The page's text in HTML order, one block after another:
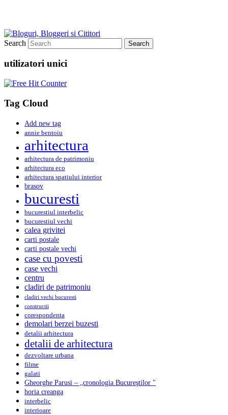
Search
utilizatori unici
Tag Cloud
Add new tag
annie bentoiu
arhitectura
arhitectura de patrimoniu
arhitectura eco
arhitectura spatiului interior
brasov
bucuresti
bucurestiul interbelic
bucurestiul vechi
calea grivitei
carti postale
carti postale vechi
case cu povesti
case vechi
centru
cladiri de patrimoniu
cladiri vechi bucuresti
constructii
corespondenta
demolari berzei buzesti
detalii arhitectura
detalii de arhitectura
dezvoltare urbana
filme
galati
Gheorghe Parusi – „cronologia Bucureştilor "
horia creanga
interbelic
interioare